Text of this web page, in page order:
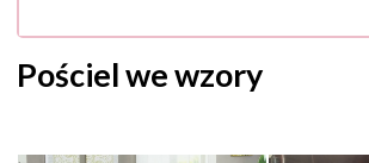
Pościel we wzory